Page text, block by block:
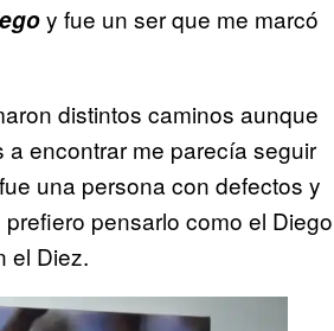
y fue un ser que me marcó
distintos caminos aunque
encontrar me parecía seguir
una persona con defectos y
pensarlo como el Diego
el Diez.